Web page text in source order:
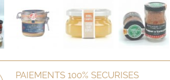
PAIEMENTS 100% SECURISES